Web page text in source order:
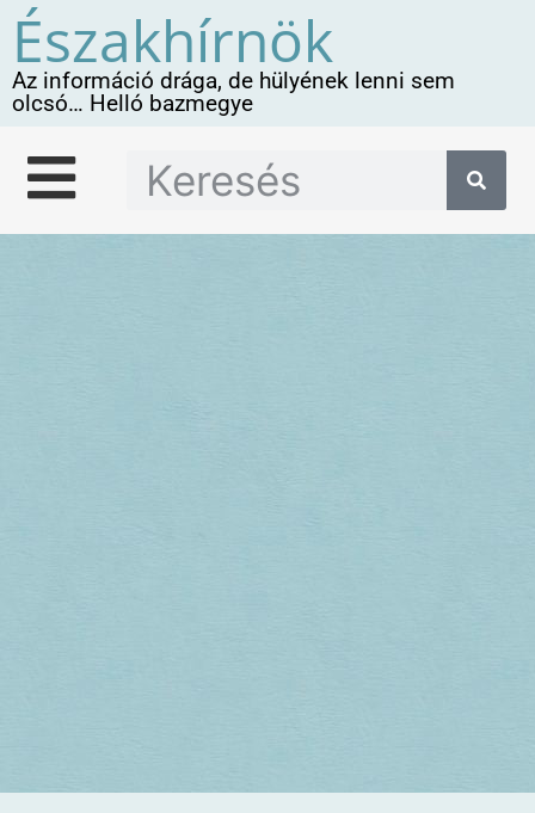
Északhírnök
Az információ drága, de hülyének lenni sem
olcsó… Helló bazmegye